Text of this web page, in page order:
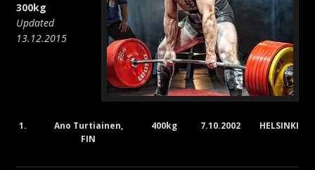
300kg
Updated
13.12.2015
1.
Ano Turtiainen,
FIN
400kg 7.10.2002 HELSINKI